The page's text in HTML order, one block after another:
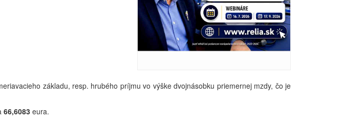
základu, resp. hrubého príjmu vo výške dvojnásobku priemernej mzdy, čo je
66,6083 eura.